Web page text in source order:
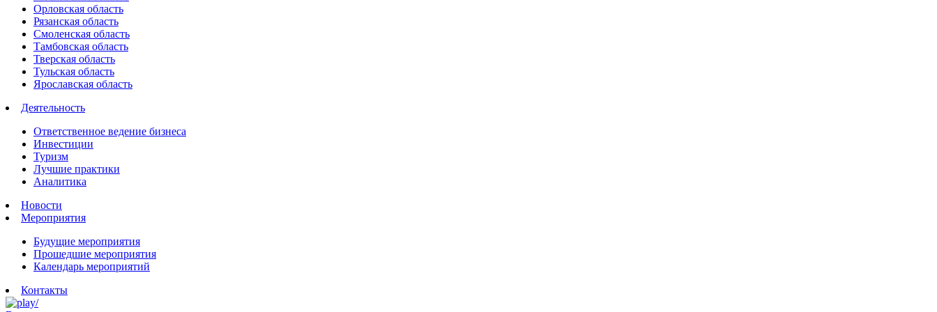
Орловская область
Рязанская область
Смоленская область
Тамбовская область
Тверская область
Тульская область
Ярославская область
Деятельность
Ответственное ведение бизнеса
Инвестиции
Туризм
Лучшие практики
Аналитика
Новости
Мероприятия
Будущие мероприятия
Прошедшие мероприятия
Календарь мероприятий
Контакты